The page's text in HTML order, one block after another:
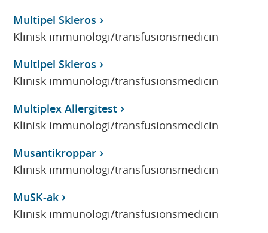
Multipel Skleros
Klinisk immunologi/transfusionsmedicin
Multipel Skleros
Klinisk immunologi/transfusionsmedicin
Multiplex Allergitest
Klinisk immunologi/transfusionsmedicin
Musantikroppar
Klinisk immunologi/transfusionsmedicin
MuSK-ak
Klinisk immunologi/transfusionsmedicin